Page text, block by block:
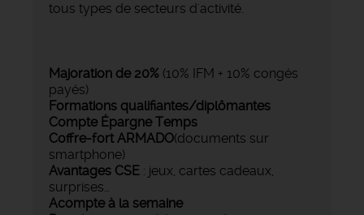
tous types de secteurs d'activité.
Majoration de 20% (10% IFM + 10% congés
payés)
Formations qualifiantes/diplômantes
Compte Épargne Temps
Coffre-fort ARMADO(documents sur
smartphone)
Avantages CSE : jeux, cartes cadeaux,
surprises…
Acompte à la semaine